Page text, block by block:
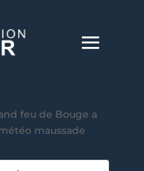
feu de Bouge a
maussade